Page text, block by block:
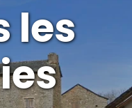
les